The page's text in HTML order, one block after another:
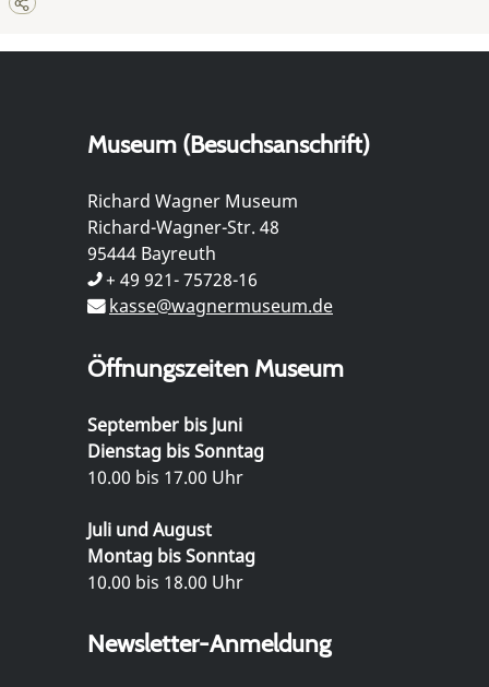
Museum (Besuchsanschrift)
Richard Wagner Museum
Richard-Wagner-Str. 48
95444 Bayreuth
+ 49 921- 75728-16
kasse@wagnermuseum.de
Öffnungszeiten Museum
September bis Juni
Dienstag bis Sonntag
10.00 bis 17.00 Uhr
Juli und August
Montag bis Sonntag
10.00 bis 18.00 Uhr
Newsletter-Anmeldung